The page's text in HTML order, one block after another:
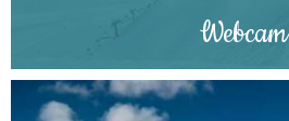
Webcam